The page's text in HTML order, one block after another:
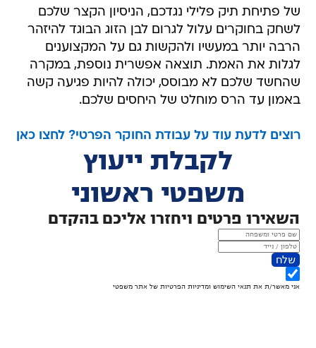
של פתיחת תיק פלילי נגדכם, הניסיון הקצר שלכם
לשחק בחוקרים עלול לגרום לבן הזוג הבוגד להיזהר
הרבה יותר במעשיו ולהקשות גם על המקצוענים
לגלות את האמת. תוצאה אפשרית נוספת, במקרה
שהחשד שלכם לא מבוסס, יכולה להיות פגיעה קשה
באמון עד הרס מוחלט של היחסים שלכם.
רוצים לדעת עוד על עבודת החוקר הפרטי? לחצו כאן